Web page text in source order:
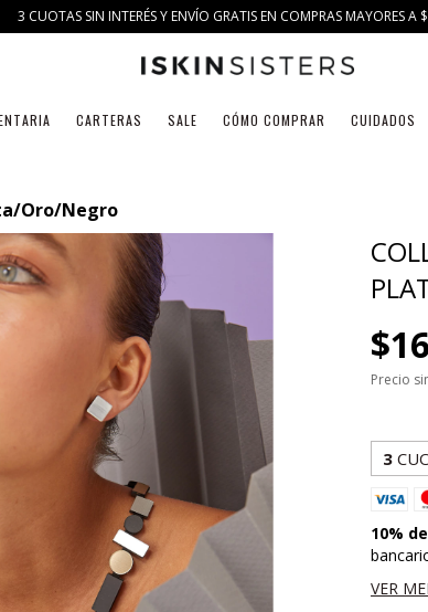
3 CUOTAS SIN INTERÉS Y ENVÍO GRATIS EN COMPRAS MAYORES A
CARTERAS SALE CÓMO COMPRAR CUIDADOS
Oro/Negro
Precio
3
10%
VER